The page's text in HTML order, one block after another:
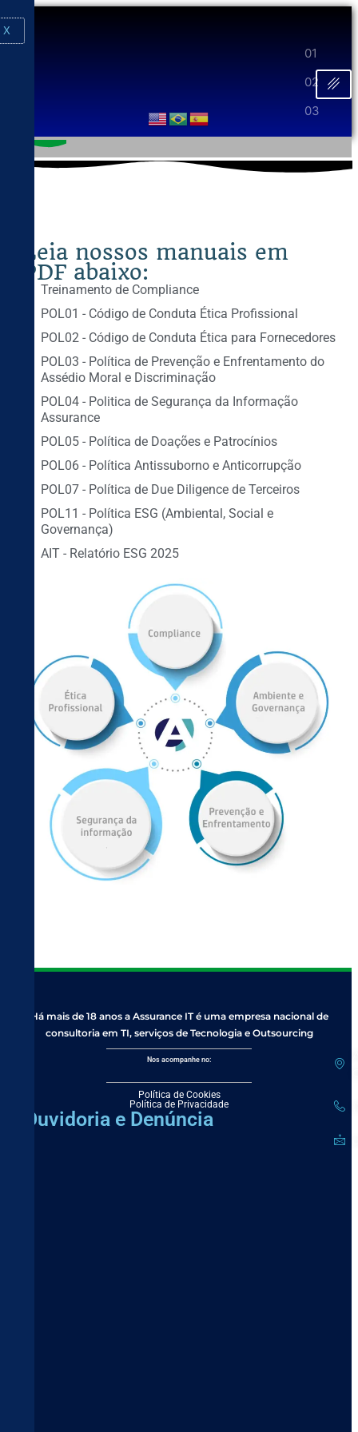
X
Leia nossos manuais em
PDF abaixo:
Treinamento de Compliance
POL01 - Código de Conduta Ética Profissional
POL02 - Código de Conduta Ética para Fornecedores
POL03 - Política de Prevenção e Enfrentamento do
Assédio Moral e Discriminação
POL04 - Politica de Segurança da Informação
Assurance
POL05 - Política de Doações e Patrocínios
POL06 - Política Antissuborno e Anticorrupção
POL07 - Política de Due Diligence de Terceiros
POL11 - Política ESG (Ambiental, Social e
Governança)
AIT - Relatório ESG 2025
Há mais de 18 anos a Assurance IT é uma empresa nacional de
consultoria em TI, serviços de Tecnologia e Outsourcing
Nos acompanhe no:
Política de Cookies
Política de Privacidade
Ouvidoria e Denúncia